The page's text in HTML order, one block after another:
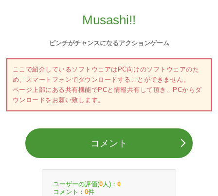
Musashi!!
ピンチがチャンスになるアクションゲーム
ここで紹介しているソフトウェアはPC向けのソフトウェアのた
め、スマートフォンでダウンロードすることができません。
ページ上部にある共有機能でPCと情報共有して頂き、PCからダ
ウンロードをお願い致します。
コメント
ユーザーの評価(0 人)： 0
コメント： 0件